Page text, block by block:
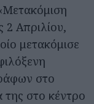
Απριλίου,
μετακόμισε
στο
της στο κέντρο